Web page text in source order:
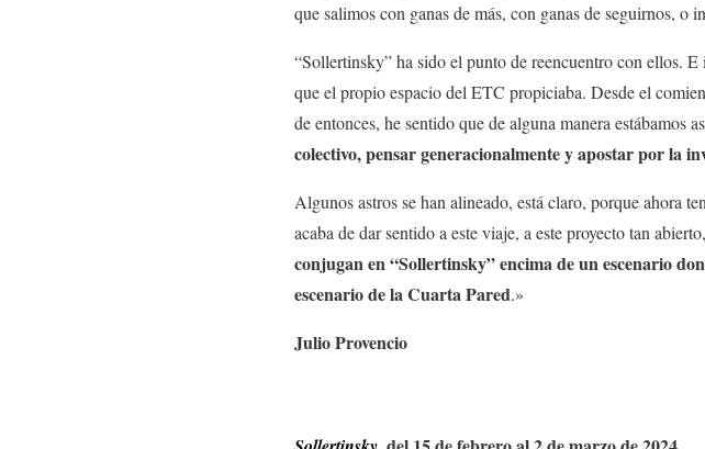
que salimos con ganas de más, con ganas de seguirnos, o
“Sollertinsky” ha sido el punto de reencuentro con ellos.
que el propio espacio del ETC propiciaba. Desde el
de entonces, he sentido que de alguna manera estábamos
colectivo, pensar generacionalmente y apostar por la
Algunos astros se han alineado, está claro, porque ahora
acaba de dar sentido a este viaje, a este proyecto tan
conjugan en “Sollertinsky” encima de un escenario
escenario de la Cuarta Pared.»
Julio Provencio